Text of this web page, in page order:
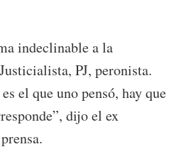
indeclinable a la
PJ, peronista.
el que uno pensó, hay que
dijo el ex